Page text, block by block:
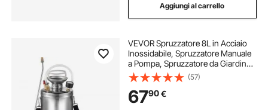
Aggiungi al carrello
VEVOR Spruzzatore 8L in Acciaio
Inossidabile, Spruzzatore Manuale
a Pompa, Spruzzatore da Giardino
Rinforzato a Pressione da 3,3
Pollici, Spruzzatore per
Giardinaggio Domestico e Pulizia
del Terreno
(57)
6790€